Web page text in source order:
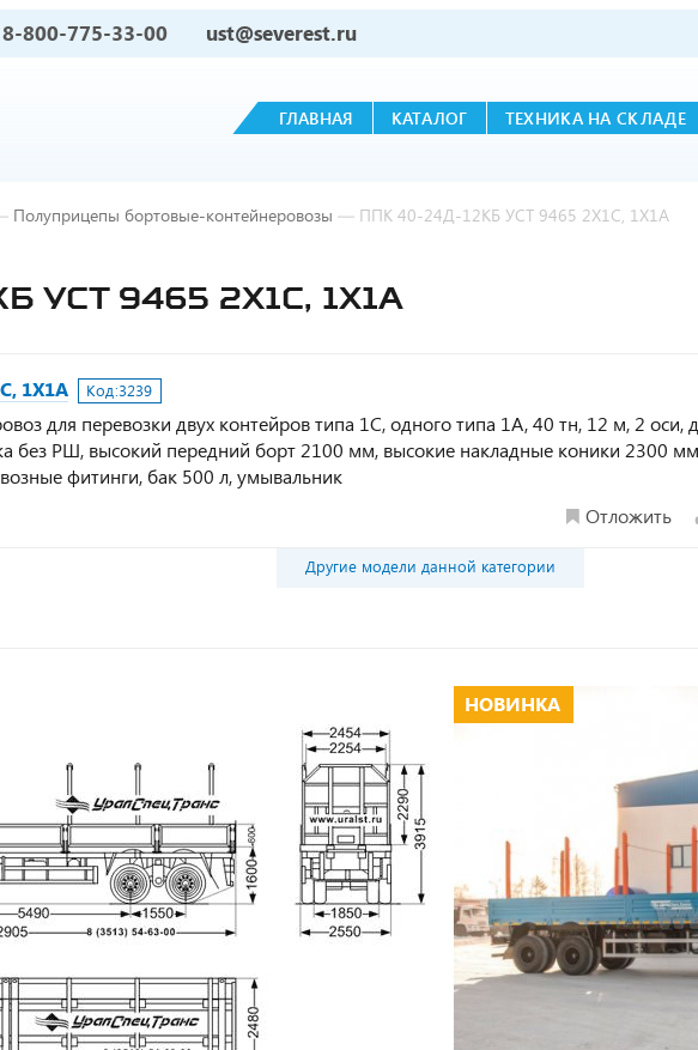
8-800-775-33-00 ust@severest.ru
ГЛАВНАЯ КАТАЛОГ ТЕХНИКА НА СКЛАДЕ
Полуприцепы бортовые-контейнеровозы — ППК 40-24Д-12КБ УСТ 9465 2Х1С, 1Х1А
УСТ 9465 2Х1С, 1Х1А
1Х1А Код:3239
для перевозки двух контейров типа 1С, одного типа 1А, 40 тн, 12 м, 2 оси,
без РШ, высокий передний борт 2100 мм, высокие накладные коники 2300
фитинги, бак 500 л, умывальник
Отложить
Другие модели данной категории
НОВИНКА